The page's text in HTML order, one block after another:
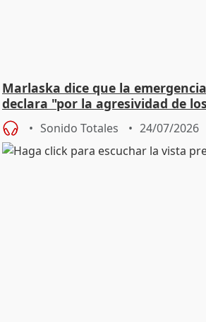
Marlaska dice que la
declara "por la agresividad de
Sonido Totales 24/07/2026